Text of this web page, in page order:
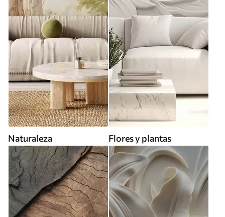
Naturaleza Flores y plantas